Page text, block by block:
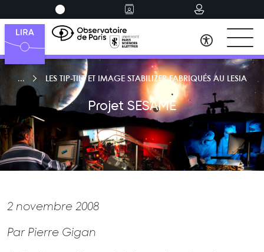
LES TIP-TILT ET IMAGE STABILIZER FABRIQUÉS AU LESIA
Projet SESAME
2 novembre 2008
Par Pierre Gigan